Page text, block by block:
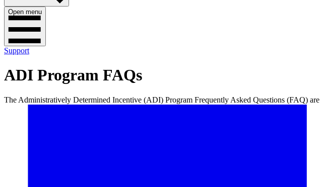
Open menu
Support
ADI Program FAQs
The Administratively Determined Incentive (ADI) Program Frequently Asked Questions (FAQ) are ​​​​‌ ‍ ​‍​‍‌‍ ‌ ​‍‌‍‍‌‌‍‌ ‌‍‍‌‌‍ ‍​‍​‍​ ‍‍​‍​‍‌ ​ ‌‍​‌‌‍ ‍‌‍‍‌‌ ‌​‌ ‍‌​‍ ‍‌‍‍‌‌‍ ​‍​‍​‍ ​​‍​‍‌‍‍​‌ ​‍‌‍‌‌‌‍‌‍​‍​‍​ ‍‍​‍​‍‌‍‍​‌ ‌​‌ ‌​‌ ​​​ ‍‍​‍ ​‍ ‌‍ ​‌‍ ‌‍​ ‌‍​‌‌‍ ​‌‍‍​‌‍ ‌ ​ ‌ ‌​​ ‍‍​ ​ ​ ​ ​ ​ ​ ​ ​‍ ‌‍‍‌‌‍ ‍‌ ‌​‌‍‌‌‌‍ ‍‌ ‌​​‍ ‌‍‌‌‌‍‌​‌‍‍‌‌ ‌​​‍ ‌‍ ‌‌‍ ‌‍‌​‌‍‌‌​ ‌‌ ​​‌ ​‍‌‍‌‌‌ ​ ‌‍‌‌‌‍ ‍‌ ‌​‌‍​‌‌ ‌​‌‍‍‌‌‍ ‌‍ ‍​ ‍ ‌‍‍‌‌‍‌​​ ‌​ ‍​​ ‌‌​ ‌‍​ ​​​ ‌‍​ ‌​​ ​‌‌‍‌​​‍ ‌​ ‌ ‌‍​ ‌‍​ ‌‍​‍​‍ ‌​ ‌​​ ​​​ ​‌‌‍​ ​‍ ‌‌‍​‍‌‍‌‌​ ‌‍‌‍‌​​‍ ‌​ ‌‌​ ​ ​ ‍​​ ​​​ ‌​​ ‌ ​ ‌ ‌‍​‍‌‍​‍​ ‌​​ ‌ ​ ​​​ ‍ ‌ ‌​‌ ‍‌‌ ​​‌‍‌‌​ ‌‌‍‍​‌‍‌‌‌‍ ​‌ ​​‌‌‌​‌‍ ‌ ​​‌‍‍‌‌‍​ ​ ‍ ‌ ​​‌‍​‌‌ ‌​‌‍‍​​ ‌‌‍​ ‌‍ ‌‍ ‍‌ ‌​‌‍‌‌‌‍ ‍‌ ‌​​‍‌‌​ ‌‌‌​​‍‌‌ ‌‍‍ ‌‍‌‌‌ ‍‌​‍‌‌​ ​ ‌​‌​​‍‌‌​ ​ ‌​‌​​‍‌‌​ ​‍​ ​‍‌‍​ ​ ‍​​ ‌‍​ ‌‌​ ‌‍​ ​​​ ​‌​ ‍‌‌‍​‍​ ​‌​ ‌ ​ ​ ​‍‌‌​ ​‍​ ​‍​‍‌‌​ ‌‌‌​‌​​‍ ‍‌‍​ ‌‍‍​‌‍‍‌‌‍ ​‌‍‌​‌ ​‍‌‍‌‌‌‍ ‍​‍‌‌​ ‌‌‌​​‍‌‌ ‌‍‍ ‌‍‌‌‌ ‍‌​‍‌‌​ ​ ‌​‌​​‍‌‌​ ​ ‌​‌​​‍‌‌​ ​‍​ ​‍‌‍​‌​ ​‌​ ‌​​ ​‍‌‍​ ​ ​ ​ ‍​​ ‍‌​ ‌‍​ ​‌​ ‍​​ ​​​‍‌‌​ ​‍​ ​‍​‍‌‌​ ‌‌‌​‌​​‍ ‍‌ ‌​‌‍‌‌‌ ‍​‌ ‌​​ ‌‍​‍‌‍​‌‌ ​ ‌‍‌‌‌‌‌‌‌ ​‍‌‍ ​​ ‌‌‍‍​‌ ‌​‌ ‌​‌ ​​​‍‌‌​ ​ ‌​​‌​‍‌‌​ ​‍‌​‌‍​‍‌‌​ ​‍‌​‌‍‌‍ ​‌‍ ‌‍​ ‌‍​‌‌‍ ​‌‍‍​‌‍ ‌ ​ ‌ ‌​​‍‌‌​ ​ ‌​​‌​ ​ ​ ​ ​ ​ ​ ​ ​‍‌‍‌‍‍‌‌‍‌​​ ‌​ ‍​​ ‌‌​ ‌‍​ ​​​ ‌‍​ ‌​​ ​‌‌‍‌​​‍ ‌​ ‌ ‌‍​ ‌‍​ ‌‍​‍​‍ ‌​ ‌​​ ​​​ ​‌‌‍​ ​‍ ‌‌‍​‍‌‍‌‌​ ‌‍‌‍‌​​‍ ‌​ ‌‌​ ​ ​ ‍​​ ​​​ ‌​​ ‌ ​ ‌ ‌‍​‍‌‍​‍​ ‌​​ ‌ ​ ​​​‍‌‍‌ ‌​‌ ‍‌‌ ​​‌‍‌‌​ ‌‌‍‍​‌‍‌‌‌‍ ​‌ ​​‌‌‌​‌‍ ‌ ​​‌‍‍‌‌‍​ ​‍‌‍‌ ​​‌‍​‌‌ ‌​‌‍‍​​ ‌‌‍​ ‌‍ ‌‍ ‍‌ ‌​‌‍‌‌‌‍ ‍‌ ‌​​‍‌‌​ ‌‌‌​​‍‌‌ ‌‍‍ ‌‍‌‌‌ ‍‌​‍‌‌​ ​ ‌​‌​​‍‌‌​ ​ ‌​‌​​‍‌‌​ ​‍​ ​‍‌‍​ ​ ‍​​ ‌‍​ ‌‌​ ‌‍​ ​​​ ​‌​ ‍‌‌‍​‍​ ​‌​ ‌ ​ ​ ​‍‌‌​ ​‍​ ​‍​‍‌‌​ ‌‌‌​‌​​‍ ‍‌‍​ ‌‍‍​‌‍‍‌‌‍ ​‌‍‌​‌ ​‍‌‍‌‌‌‍ ‍​‍‌‌​ ‌‌‌​​‍‌‌ ‌‍‍ ‌‍‌‌‌ ‍‌​‍‌‌​ ​ ‌​‌​​‍‌‌​ ​ ‌​‌​​‍‌‌​ ​‍​ ​‍‌‍​‌​ ​‌​ ‌​​ ​‍‌‍​ ​ ​ ​ ‍​​ ‍‌​ ‌‍​ ​‌​ ‍​​ ​​​‍‌‌​ ​‍​ ​‍​‍‌‌​ ‌‌‌​‌​​‍ ‍‌ ‌​‌‍‌‌‌ ‍​‌ ‌​​‍‌‍‌ ​​‌‍‌‌‌ ​‍‌ ​ ‌ ​​‌‍‌‌‌‍​ ‌ ‌​‌‍‍‌‌ ‌‍‌‍‌‌​ ‌‌ ​​‌ ‌‌‌‍​‍‌‍ ​‌‍‍‌‌ ​ ‌‍‍​‌‍‌‌‌‍‌​​‍​‍‌ ‌